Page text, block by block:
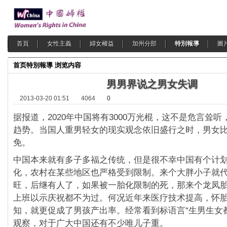
首頁 女性主義 婦女權益 加州分部 特別報導 圖
首页特別報導 浏览内容
男男界说之男女失调
2013-03-20 01:51 4064 0
据报道，2020年中国将有3000万光棍，这不是危言耸听
趋势。当国人重男轻女的现实观念依旧盛行之时，男女
免。
中国本来就有多子多福之传统，但是很不幸中国有个计
化，农村在某些地区也严格受到限制。来个大胖小子就
旺，后继有人了，如果被一胎化限制的死，那来个龙凤
上班以示庆祝都不为过。何况近年来医疗技术提高，怀
知，就更促成了男孩产出率。经常看到标语言“生男生女
观察，对于广大中国还有不少唯儿子重。